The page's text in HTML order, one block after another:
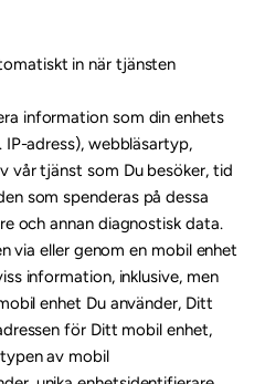
in när tjänsten
information som din enhets
adress), webbläsartyp,
vår tjänst som Du besöker, tid
som spenderas på dessa
och annan diagnostisk data.
via eller genom en mobil enhet
information, inklusive, men
enhet Du använder, Ditt
för Ditt mobil enhet,
av mobil